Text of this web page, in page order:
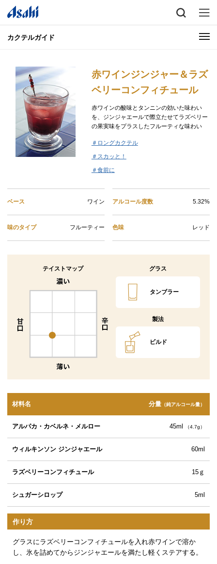
カクテルガイド
赤ワインジンジャー＆ラズ
ベリーコンフィチュール
赤ワインの酸味とタンニンの効いた味わい
を、ジンジャエールで際立たせてラズベリー
の果実味をプラスしたフルーティな味わい
＃ロングカクテル
＃スカッと！
＃食前に
ベース ワイン
味のタイプ フルーティー
アルコール度数 5.32%
色味 レッド
テイストマップ グラス
タンブラー
製法
ビルド
材料名 分量（純アルコール量）
アルパカ・カベルネ・メルロー 45ml （4.7g）
ウィルキンソン ジンジャエール 60ml
ラズベリーコンフィチュール 15ｇ
シュガーシロップ 5ml
作り方
グラスにラズベリーコンフィチュールを入れ赤ワインで溶か
し、氷を詰めてからジンジャエールを満たし軽くステアする。